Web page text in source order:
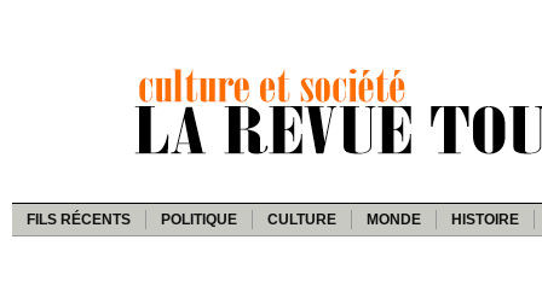
FILS RÉCENTS POLITIQUE CULTURE MONDE HISTOIRE